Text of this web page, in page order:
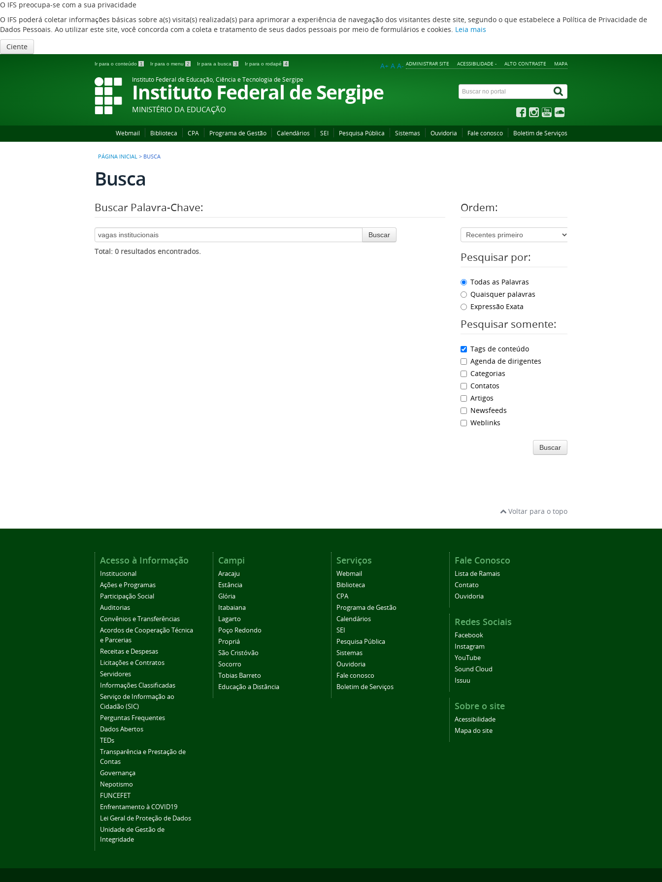
O IFS preocupa-se com a sua privacidade
O IFS poderá coletar informações básicas sobre a(s) visita(s) realizada(s) para aprimorar a experiência de navegação dos visitantes deste site, segundo o que estabelece a Política de Privacidade de
Dados Pessoais. Ao utilizar este site, você concorda com a coleta e tratamento de seus dados pessoais por meio de formulários e cookies. Leia mais
Ciente
Ir para o conteúdo 1 Ir para o menu 2 Ir para a busca 3 Ir para o rodapé 4 ADMINISTRAR SITE ACESSIBILIDADE - ALTO CONTRASTE MAPA
A+ A A-
Instituto Federal de Educação, Ciência e Tecnologia de Sergipe
Instituto Federal de Sergipe
MINISTÉRIO DA EDUCAÇÃO
Webmail Biblioteca CPA Programa de Gestão Calendários SEI Pesquisa Pública Sistemas Ouvidoria Fale conosco Boletim de Serviços
PÁGINA INICIAL > BUSCA
Busca
Buscar Palavra-Chave:
Buscar
Total: 0 resultados encontrados.
Ordem:
Pesquisar por:
Todas as Palavras
Quaisquer palavras
Expressão Exata
Pesquisar somente:
Tags de conteúdo
Agenda de dirigentes
Categorias
Contatos
Artigos
Newsfeeds
Weblinks
Buscar
Voltar para o topo
Acesso à Informação
Institucional
Ações e Programas
Participação Social
Auditorias
Convênios e Transferências
Acordos de Cooperação Técnica
e Parcerias
Receitas e Despesas
Licitações e Contratos
Servidores
Informações Classificadas
Serviço de Informação ao
Cidadão (SIC)
Perguntas Frequentes
Dados Abertos
TEDs
Transparência e Prestação de
Contas
Governança
Nepotismo
FUNCEFET
Enfrentamento à COVID19
Lei Geral de Proteção de Dados
Unidade de Gestão de
Integridade
Campi
Aracaju
Estância
Glória
Itabaiana
Lagarto
Poço Redondo
Propriá
São Cristóvão
Socorro
Tobias Barreto
Educação a Distância
Serviços
Webmail
Biblioteca
CPA
Programa de Gestão
Calendários
SEI
Pesquisa Pública
Sistemas
Ouvidoria
Fale conosco
Boletim de Serviços
Fale Conosco
Lista de Ramais
Contato
Ouvidoria
Redes Sociais
Facebook
Instagram
YouTube
Sound Cloud
Issuu
Sobre o site
Acessibilidade
Mapa do site